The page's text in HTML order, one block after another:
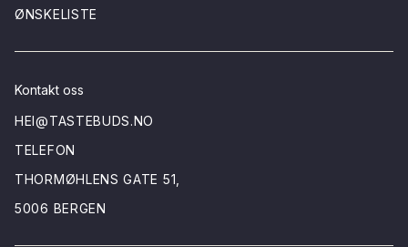
ØNSKELISTE
Kontakt oss
HEI@TASTEBUDS.NO
TELEFON
THORMØHLENS GATE 51,
5006 BERGEN